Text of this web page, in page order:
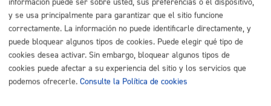
teknikoa. De forma alternativa, podrá presentarse
una memoria justificativa de la actuación propuesta.
La documentación mínima de esta memoria
contendrá la descripción de las actuaciones,
desglosada según los apartados incluidos en el
“CAPÍTULO IV AYUDAS A COMUNIDADES DE
PROPIETARIOS”. Se acompañará esta memora del
presupuesto y los planos elaborados con los mismos
criterios y desglose de acuerdo a la Tabla 01 del
y se usa principalmente para garantizar que el sitio funcione
correctamente. La información no puede identificarle directamente, y
puede bloquear algunos tipos de cookies. Puede elegir qué tipo de
cookies desea activar. Sin embargo, bloquear algunos tipos de
cookies puede afectar a su experiencia del sitio y los servicios que
podemos ofrecerle. Consulte la Política de cookies